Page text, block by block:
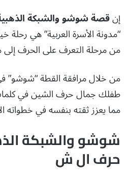
إنقصة شوشو والشبكة
“مدونة الأسرة العربية” هي
من مرحلة التعرف على الحرف إلى
من خلال مرافقة القطة “شوشو”
طفلك جمال حرف الشين في
مما يعزز ثقته بنفسه في خطواته
شوشو والشبكة
حرف ال ش